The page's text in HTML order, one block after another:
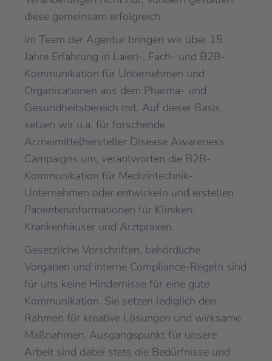
diese gemeinsam erfolgreich.
Im Team der Agentur bringen wir über 15
Jahre Erfahrung in Laien-, Fach- und B2B-
Kommunikation für Unternehmen und
Organisationen aus dem Pharma- und
Gesundheitsbereich mit. Auf dieser Basis
setzen wir u.a. für forschende
Arzneimittelhersteller Disease Awareness
Campaigns um, verantworten die B2B-
Kommunikation für Medizintechnik-
Unternehmen oder entwickeln und erstellen
Patienteninformationen für Kliniken,
Krankenhäuser und Arztpraxen.
Gesetzliche Vorschriften, behördliche
Vorgaben und interne Compliance-Regeln sind
für uns keine Hindernisse für eine gute
Kommunikation. Sie setzen lediglich den
Rahmen für kreative Lösungen und wirksame
Maßnahmen. Ausgangspunkt für unsere
Arbeit sind dabei stets die Bedürfnisse und